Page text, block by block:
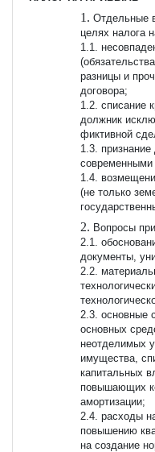
Отдельные
целях налога
1.1.
разницы и
договора;
1.2. списание
должник
фиктивной
1.3.
современными
1.4.
(не только
Вопросы
2.1.
документы,
2.2.
2.3. основные
основных
неотделимых
имущества,
капитальных
повышающих
амортизации;
2.4. расходы
повышению
на создание